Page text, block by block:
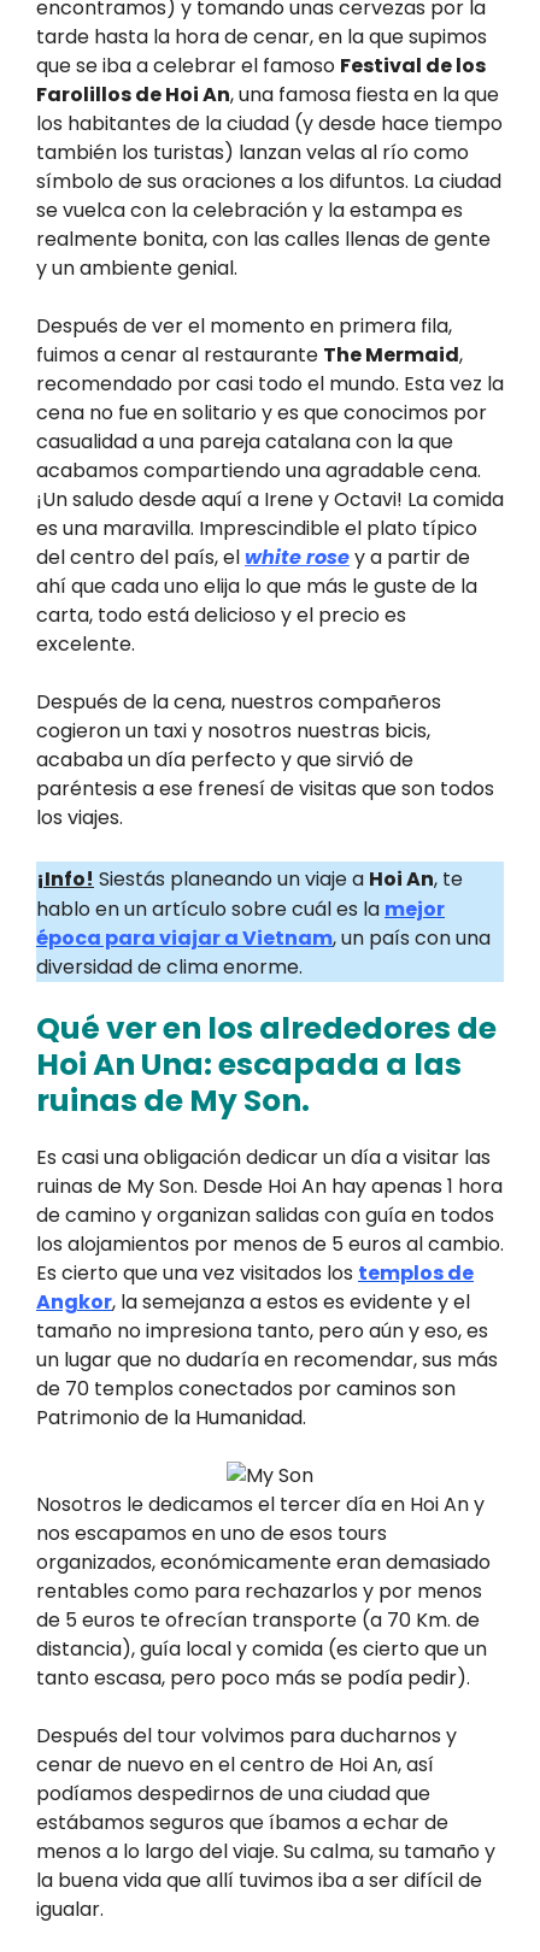
encontramos) y tomando unas cervezas por la
tarde hasta la hora de cenar, en la que supimos
que se iba a celebrar el famoso Festival de los
Farolillos de Hoi An, una famosa fiesta en la que
los habitantes de la ciudad (y desde hace tiempo
también los turistas) lanzan velas al río como
símbolo de sus oraciones a los difuntos. La ciudad
se vuelca con la celebración y la estampa es
realmente bonita, con las calles llenas de gente
y un ambiente genial.
Después de ver el momento en primera fila,
fuimos a cenar al restaurante The Mermaid,
recomendado por casi todo el mundo. Esta vez la
cena no fue en solitario y es que conocimos por
casualidad a una pareja catalana con la que
acabamos compartiendo una agradable cena.
¡Un saludo desde aquí a Irene y Octavi! La comida
es una maravilla. Imprescindible el plato típico
del centro del país, elwhite rosey a partir de
ahí que cada uno elija lo que más le guste de la
carta, todo está delicioso y el precio es
excelente.
Después de la cena, nuestros compañeros
cogieron un taxi y nosotros nuestras bicis,
acababa un día perfecto y que sirvió de
paréntesis a ese frenesí de visitas que son todos
los viajes.
¡Info! Siestás planeando un viaje a Hoi An, te
hablo en un artículo sobre cuál es la mejor
época para viajar a Vietnam, un país con una
diversidad de clima enorme.
Qué ver en los alrededores de
Hoi An Una: escapada a las
ruinas de My Son.
Es casi una obligación dedicar un día a visitar las
ruinas de My Son. Desde Hoi An hay apenas 1 hora
de camino y organizan salidas con guía en todos
los alojamientos por menos de 5 euros al cambio.
Es cierto que una vez visitados los templos de
Angkor, la semejanza a estos es evidente y el
tamaño no impresiona tanto, pero aún y eso, es
un lugar que no dudaría en recomendar, sus más
de 70 templos conectados por caminos son
Patrimonio de la Humanidad.
Nosotros le dedicamos el tercer día en Hoi An y
nos escapamos en uno de esos tours
organizados, económicamente eran demasiado
rentables como para rechazarlos y por menos
de 5 euros te ofrecían transporte (a 70 Km. de
distancia), guía local y comida (es cierto que un
tanto escasa, pero poco más se podía pedir).
Después del tour volvimos para ducharnos y
cenar de nuevo en el centro de Hoi An, así
podíamos despedirnos de una ciudad que
estábamos seguros que íbamos a echar de
menos a lo largo del viaje. Su calma, su tamaño y
la buena vida que allí tuvimos iba a ser difícil de
igualar.